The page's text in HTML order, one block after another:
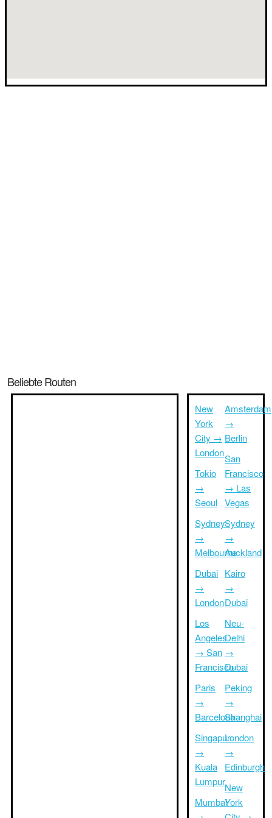
Beliebte Routen
New
York
City →
London
Tokio
→
Seoul
Sydney
→
Melbourne
Dubai
→
London
Los
Angeles
→ San
Francisco
Paris
→
Barcelona
Singapur
→
Kuala
Lumpur
Mumbai
Amsterdam
→
Berlin
San
Francisco
→ Las
Vegas
Sydney
→
Auckland
Kairo
→
Dubai
Neu-
Delhi
→
Dubai
Peking
→
Shanghai
London
→
Edinburgh
New
York